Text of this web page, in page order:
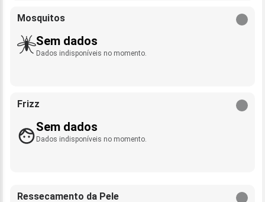
Mosquitos
Sem dados
Dados indisponíveis no momento.
Frizz
Sem dados
Dados indisponíveis no momento.
Ressecamento da Pele